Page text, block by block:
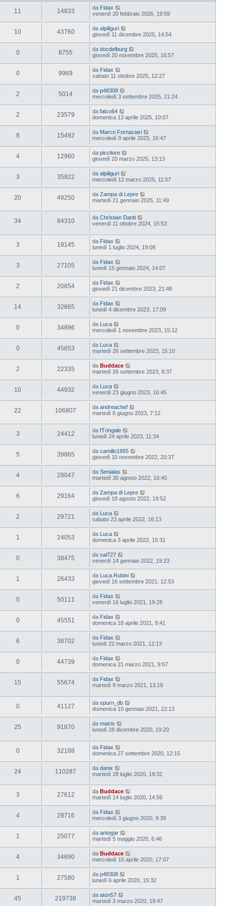
11 14833 da Fidax
venerdì 20 febbraio 2026, 19:59
10 43760 da alpiliguri
giovedì 11 dicembre 2025, 14:54
0 8755 da docdelburg
giovedì 20 novembre 2025, 16:57
0 9969 da Fidax
sabato 11 ottobre 2025, 12:27
2 5014 da p48308
mercoledì 3 settembre 2025, 21:24
2 23579 da falco64
domenica 13 aprile 2025, 10:07
8 15492 da Marco Fornaciari
mercoledì 9 aprile 2025, 16:47
4 12960 da piccilore
giovedì 20 marzo 2025, 13:13
3 35922 da alpiliguri
mercoledì 12 marzo 2025, 11:57
20 49250 da Zampa di Lepre
martedì 21 gennaio 2025, 11:49
34 84310 da Christian Danti
venerdì 11 ottobre 2024, 15:53
3 19145 da Fidax
lunedì 1 luglio 2024, 19:08
3 27105 da Fidax
lunedì 15 gennaio 2024, 14:07
2 20654 da Fidax
giovedì 21 dicembre 2023, 21:48
14 32865 da Fidax
lunedì 4 dicembre 2023, 17:09
0 34896 da Luca
mercoledì 1 novembre 2023, 15:12
0 45653 da Luca
martedì 26 settembre 2023, 15:10
2 22335 da Buddace
martedì 26 settembre 2023, 8:37
10 44932 da Luca
venerdì 23 giugno 2023, 16:45
22 106807 da andreachef
martedì 6 giugno 2023, 7:12
3 24412 da fTringale
lunedì 24 aprile 2023, 11:34
5 39865 da camillo1955
giovedì 10 novembre 2022, 20:37
4 28047 da Senialas
martedì 30 agosto 2022, 16:40
6 29164 da Zampa di Lepre
giovedì 18 agosto 2022, 19:52
2 29721 da Luca
sabato 23 aprile 2022, 16:13
1 24053 da Luca
domenica 3 aprile 2022, 15:31
0 38475 da sal727
venerdì 14 gennaio 2022, 19:23
1 26433 da Luca.Rubini
giovedì 16 settembre 2021, 12:53
0 50111 da Fidax
venerdì 16 luglio 2021, 19:28
0 45551 da Fidax
domenica 18 aprile 2021, 9:41
6 38702 da Fidax
lunedì 22 marzo 2021, 12:13
0 44739 da Fidax
domenica 21 marzo 2021, 9:57
15 55674 da Fidax
martedì 9 marzo 2021, 13:19
0 41127 da spurn_db
domenica 10 gennaio 2021, 22:13
25 91870 da matrix
lunedì 28 dicembre 2020, 19:20
0 32188 da Fidax
domenica 27 settembre 2020, 12:15
24 110287 da danix
martedì 28 luglio 2020, 19:32
3 27612 da Buddace
martedì 14 luglio 2020, 14:56
4 28716 da Fidax
mercoledì 3 giugno 2020, 9:39
1 25077 da antogar
martedì 5 maggio 2020, 6:46
4 34690 da Buddace
mercoledì 15 aprile 2020, 17:07
1 27580 da p48308
lunedì 6 aprile 2020, 15:32
45 219738 da aton57
martedì 3 marzo 2020, 19:47